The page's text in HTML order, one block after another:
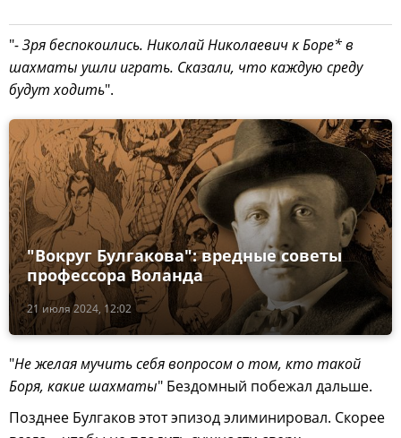
"- Зря беспокоились. Николай Николаевич к Боре* в
шахматы ушли играть. Сказали, что каждую среду
будут ходить".
21 июля 2024, 12:02
"Вокруг Булгакова": вредные советы
профессора Воланда
"Не желая мучить себя вопросом о том, кто такой
Боря, какие шахматы" Бездомный побежал дальше.
Позднее Булгаков этот эпизод элиминировал. Скорее